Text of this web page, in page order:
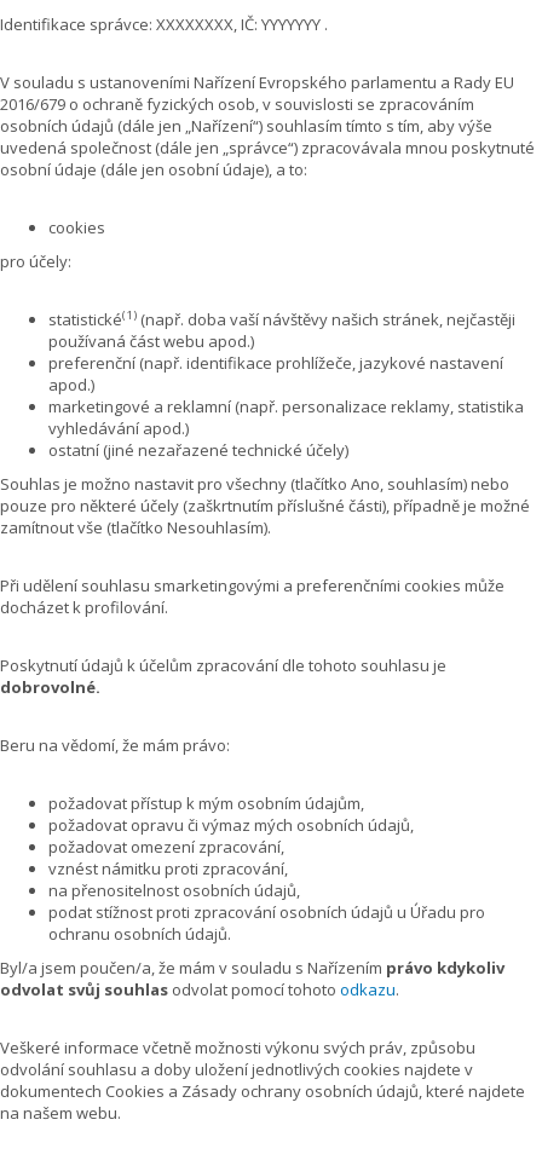
Identifikace správce: XXXXXXXX, IČ: YYYYYYY .
V souladu s ustanoveními Nařízení Evropského parlamentu a Rady EU
2016/679 o ochraně fyzických osob, v souvislosti se zpracováním
osobních údajů (dále jen „Nařízení“) souhlasím tímto s tím, aby výše
uvedená společnost (dále jen „správce“) zpracovávala mnou poskytnuté
osobní údaje (dále jen osobní údaje), a to:
cookies
pro účely:
statistické(1) (např. doba vaší návštěvy našich stránek, nejčastěji
používaná část webu apod.)
preferenční (např. identifikace prohlížeče, jazykové nastavení
apod.)
marketingové a reklamní (např. personalizace reklamy, statistika
vyhledávání apod.)
ostatní (jiné nezařazené technické účely)
Souhlas je možno nastavit pro všechny (tlačítko Ano, souhlasím) nebo
pouze pro některé účely (zaškrtnutím příslušné části), případně je možné
zamítnout vše (tlačítko Nesouhlasím).
Při udělení souhlasu smarketingovými a preferenčními cookies může
docházet k profilování.
Poskytnutí údajů k účelům zpracování dle tohoto souhlasu je
dobrovolné.
Beru na vědomí, že mám právo:
požadovat přístup k mým osobním údajům,
požadovat opravu či výmaz mých osobních údajů,
požadovat omezení zpracování,
vznést námitku proti zpracování,
na přenositelnost osobních údajů,
podat stížnost proti zpracování osobních údajů u Úřadu pro
ochranu osobních údajů.
Byl/a jsem poučen/a, že mám v souladu s Nařízením právo kdykoliv
odvolat svůj souhlas odvolat pomocí tohoto odkazu.
Veškeré informace včetně možnosti výkonu svých práv, způsobu
odvolání souhlasu a doby uložení jednotlivých cookies najdete v
dokumentech Cookies a Zásady ochrany osobních údajů, které najdete
na našem webu.